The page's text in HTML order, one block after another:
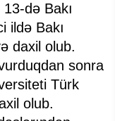
də Bakı
ildə Bakı
daxil olub.
sonra
Türk
olub.